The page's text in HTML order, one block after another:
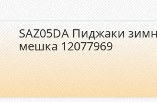
SAZ05DA Пиджаки
мешка 12077969